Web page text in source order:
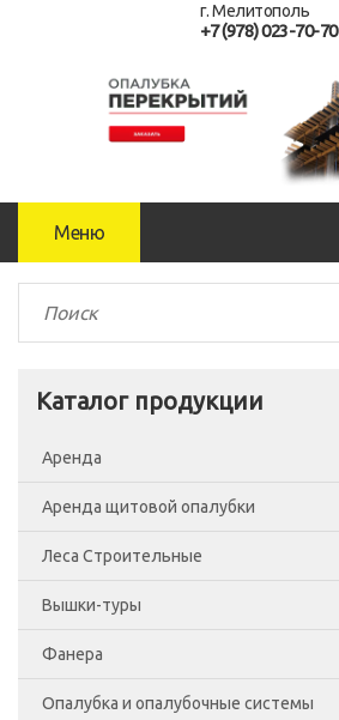
г. Мелитополь
+7 (978) 023-70-70
Меню
Каталог продукции
Аренда
Аренда щитовой опалубки
Леса Строительные
Леса рамные
Помосты
Сетка фасадная
Вышки-туры
Вышка-тура ВСП-250/0.7
Вышка-тура ВСП-250/1.2
Фанера
Фанера Россия
Опалубка и опалубочные системы